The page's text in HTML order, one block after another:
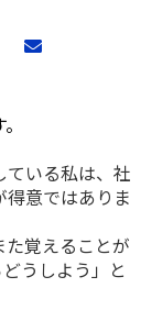
いる私は、社
意ではありま
覚えることが
うしよう」と